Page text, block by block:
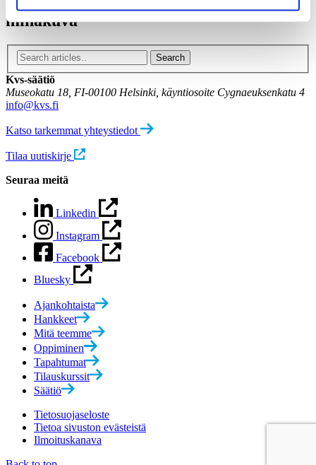
minäkuva
Kvs-säätiö
Museokatu 18, FI-00100 Helsinki, käyntiosoite Cygnaeuksenkatu 4
info@kvs.fi
Katso tarkemmat yhteystiedot
Tilaa uutiskirje
Seuraa meitä
Linkedin
Instagram
Facebook
Bluesky
Ajankohtaista
Hankkeet
Mitä teemme
Oppiminen
Tapahtumat
Tilauskurssit
Säätiö
Tietosuojaseloste
Tietoa sivuston evästeistä
Ilmoituskanava